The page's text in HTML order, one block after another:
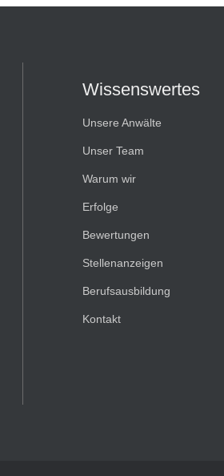
Wissenswertes
Unsere Anwälte
Unser Team
Warum wir
Erfolge
Bewertungen
Stellenanzeigen
Berufsausbildung
Kontakt